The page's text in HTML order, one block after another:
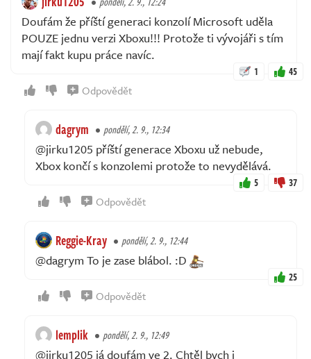
Doufám že příští generaci konzolí Microsoft uděla
POUZE jednu verzi Xboxu!!! Protože ti vývojáři s tím
mají fakt kupu práce navíc.
1 45
Odpovědět
dagrym pondělí, 2. 9., 12:34
@jirku1205 příští generace Xboxu už nebude,
Xbox končí s konzolemi protože to nevydělává.
5 37
Odpovědět
Reggie-Kray pondělí, 2. 9., 12:44
@dagrym To je zase blábol. :D
25
Odpovědět
lemplik pondělí, 2. 9., 12:49
@jirku1205 já doufám ve 2. Chtěl bych i